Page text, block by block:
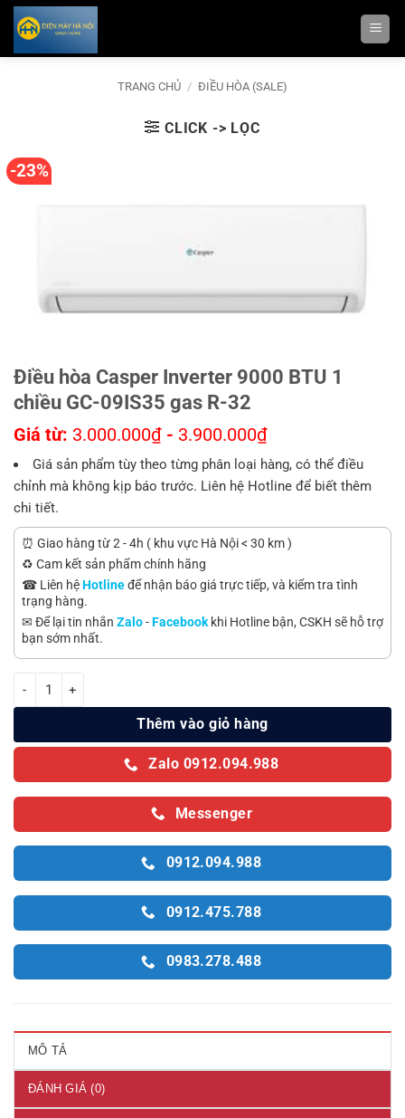
Bỏ
qua
nội
TRANG CHỦ / ĐIỀU HÒA (SALE)
CLICK -> LỌC
-23%
Điều hòa Casper Inverter 9000 BTU 1
chiều GC-09IS35 gas R-32
Giá từ: 3.000.000₫ - 3.900.000₫
Giá sản phẩm tùy theo từng phân loại hàng, có thể điều
chỉnh mà không kịp báo trước. Liên hệ Hotline để biết thêm
chi tiết.
⏰ Giao hàng từ 2 - 4h ( khu vực Hà Nội < 30 km )
♻️ Cam kết sản phẩm chính hãng
☎ Liên hệHotlineđể nhận báo giá trực tiếp, và kiểm tra tình
trạng hàng.
✉ Để lại tin nhắn Zalo-Facebook khi Hotline bận, CSKH sẽ hỗ trợ
bạn sớm nhất.
Điều hòa Casper Inverter 9000 BTU 1 chiều GC-09IS35 gas R-32 số
Thêm vào giỏ hàng
Zalo 0912.094.988
Messenger
0912.094.988
0912.475.788
0983.278.488
MÔ TẢ
ĐÁNH GIÁ (0)